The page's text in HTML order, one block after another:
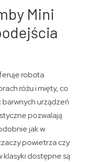
Mini
robota
różu i mięty, co
barwnych urządzeń
pozwalają
jak w
powietrza czy
klasyki dostępne są